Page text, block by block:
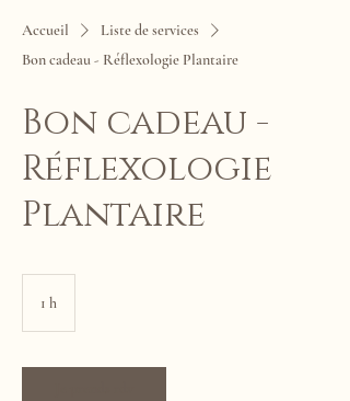
Accueil
Liste de services
Bon cadeau - Réflexologie Plantaire
Bon cadeau -
Réflexologie
Plantaire
1 h